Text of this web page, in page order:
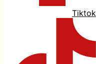
Tiktok